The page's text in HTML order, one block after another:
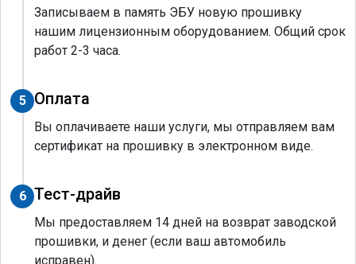
Записываем в память ЭБУ новую прошивку
нашим лицензионным оборудованием. Общий срок
работ 2-3 часа.
5 Оплата
Вы оплачиваете наши услуги, мы отправляем вам
сертификат на прошивку в электронном виде.
6 Тест-драйв
Мы предоставляем 14 дней на возврат заводской
прошивки, и денег (если ваш автомобиль
исправен).